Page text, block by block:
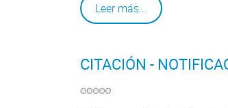
Leer más...
CITACIÓN -